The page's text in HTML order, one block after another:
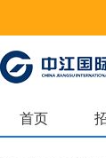
您好，欢迎来到中江
首页